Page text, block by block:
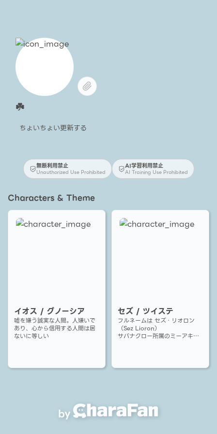
☘️
ちょいちょい更新する
無断利用禁止
Unauthorized Use Prohibited
AI学習利用禁止
AI Training Use Prohibited
Characters & Theme
イオス / グノーシア
嘘を嫌う誠実な人間。人嫌いで
あり、心から信用する人間は居
ないに等しい
セズ / ツイステ
フルネームは セズ・リオロン
（Sez Lioron）
サバナクロー所属のミーアキャ
by